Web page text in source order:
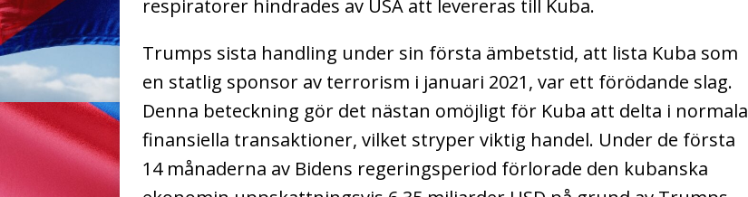
respiratorer hindrades av USA att levereras till Kuba.
Trumps sista handling under sin första ämbetstid, att lista Kuba som
en statlig sponsor av terrorism i januari 2021, var ett förödande slag.
Denna beteckning gör det nästan omöjligt för Kuba att delta i normala
finansiella transaktioner, vilket stryper viktig handel. Under de första
14 månaderna av Bidens regeringsperiod förlorade den kubanska